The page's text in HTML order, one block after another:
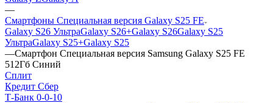
—
Смартфоны Специальная версия Galaxy S25 FE
Galaxy S26 УльтраGalaxy S26+Galaxy S26Galaxy S25
УльтраGalaxy S25+Galaxy S25
—Смартфон Специальная версия Samsung Galaxy S25 FE
512Гб Синий
Сплит
Кредит Сбер
Т-Банк 0-0-10